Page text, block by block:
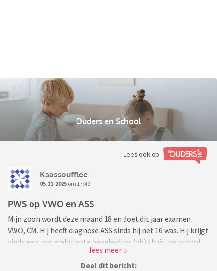
Ouders en School
Lees ook op
Kaassoufflee
05-11-2025 om 17:49
PWS op VWO en ASS
Mijn zoon wordt deze maand 18 en doet dit jaar examen
VWO, CM. Hij heeft diagnose ASS sinds hij net 16 was. Hij krijgt
sinds een jaar ambulante begeleiding (ab) thuis, op school
krijgt hij sinds 3 jaar huiswerkbegeleiding.
Nu blijkt dat hij het PWS bij lange na niet op tijd af krijgt. Hij
Deel dit bericht: